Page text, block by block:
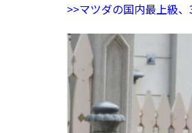
>>マツダの国内最上級